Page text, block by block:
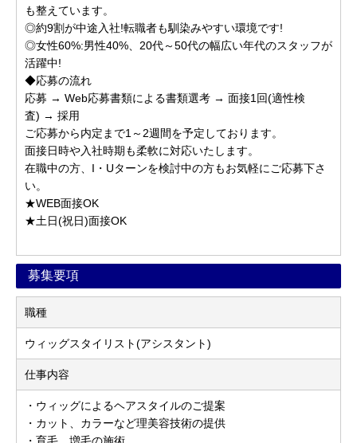
も整えています。
◎約9割が中途入社!転職者も馴染みやすい環境です!
◎女性60%:男性40%、20代～50代の幅広い年代のスタッフが
活躍中!
◆応募の流れ
応募 → Web応募書類による書類選考 → 面接1回(適性検
査) → 採用
ご応募から内定まで1～2週間を予定しております。
面接日時や入社時期も柔軟に対応いたします。
在職中の方、I・Uターンを検討中の方もお気軽にご応募下さ
い。
★WEB面接OK
★土日(祝日)面接OK
募集要項
職種
ウィッグスタイリスト(アシスタント)
仕事内容
・ウィッグによるヘアスタイルのご提案
・カット、カラーなど理美容技術の提供
・育毛、増毛の施術